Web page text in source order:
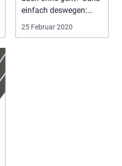
einfach deswegen:
Weil es Spaß macht.
25 Februar 2020